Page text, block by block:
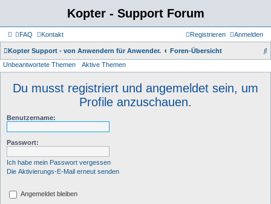
Kopter - Support Forum
FAQ Kontakt Anmelden
Registrieren
Kopter Support - von Anwendern für Anwender. Foren-Übersicht
S
Unbeantwortete Themen Aktive Themen
Du musst registriert und angemeldet sein, um
Profile anzuschauen.
Benutzername:
Passwort:
Ich habe mein Passwort vergessen
Die Aktivierungs-E-Mail erneut senden
Angemeldet bleiben